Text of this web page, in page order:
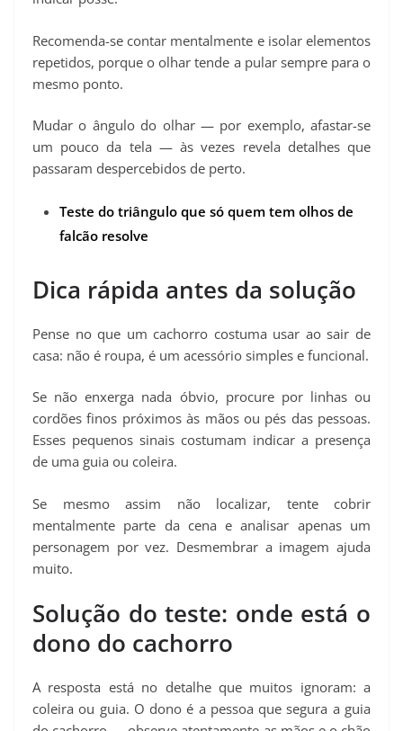
Recomenda-se contar mentalmente e isolar elementos
repetidos, porque o olhar tende a pular sempre para o
mesmo ponto.
Mudar o ângulo do olhar — por exemplo, afastar-se
um pouco da tela — às vezes revela detalhes que
passaram despercebidos de perto.
Teste do triângulo que só quem tem olhos de
falcão resolve
Dica rápida antes da solução
Pense no que um cachorro costuma usar ao sair de
casa: não é roupa, é um acessório simples e funcional.
Se não enxerga nada óbvio, procure por linhas ou
cordões finos próximos às mãos ou pés das pessoas.
Esses pequenos sinais costumam indicar a presença
de uma guia ou coleira.
Se mesmo assim não localizar, tente cobrir
mentalmente parte da cena e analisar apenas um
personagem por vez. Desmembrar a imagem ajuda
muito.
Solução do teste: onde está o
dono do cachorro
A resposta está no detalhe que muitos ignoram: a
coleira ou guia. O dono é a pessoa que segura a guia